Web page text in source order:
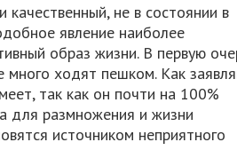
не в состоянии в
явление наиболее
образ жизни. В первую
много ходят пешком. Как
так как он почти на 100%
для размножения и жизни
источником неприятного